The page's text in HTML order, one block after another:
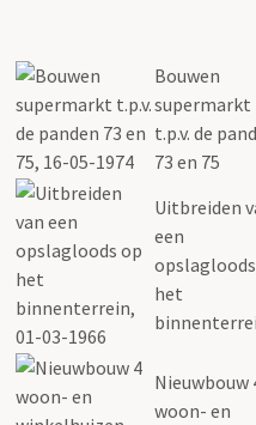
Bouwen
supermarkt
t.p.v. de
73 en 75
Uitbreiden
een
het
Nieuwbouw
woon- en